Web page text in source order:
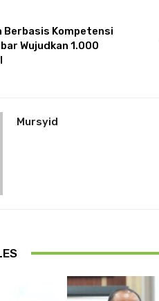
Kompetensi
Wujudkan 1.000
Mursyid